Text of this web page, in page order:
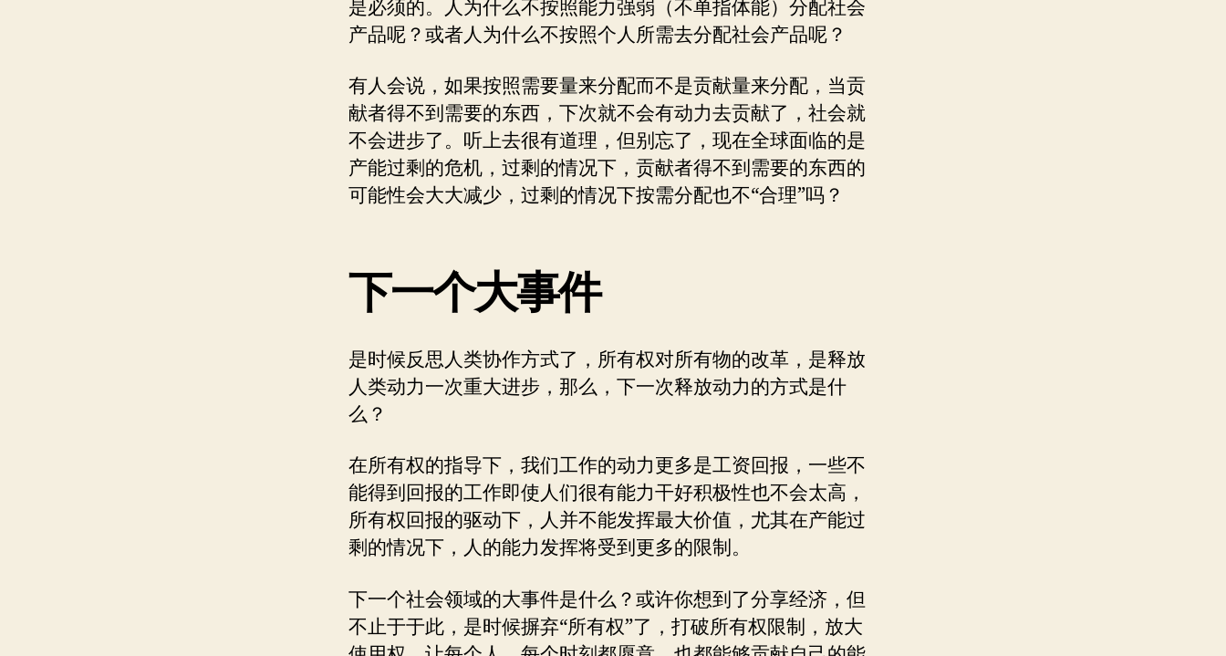
是必须的。人为什么不按照能力强弱（不单指体能）分配社会
产品呢？或者人为什么不按照个人所需去分配社会产品呢？
有人会说，如果按照需要量来分配而不是贡献量来分配，当贡
献者得不到需要的东西，下次就不会有动力去贡献了，社会就
不会进步了。听上去很有道理，但别忘了，现在全球面临的是
产能过剩的危机，过剩的情况下，贡献者得不到需要的东西的
可能性会大大减少，过剩的情况下按需分配也不“合理”吗？
下一个大事件
是时候反思人类协作方式了，所有权对所有物的改革，是释放
人类动力一次重大进步，那么，下一次释放动力的方式是什
么？
在所有权的指导下，我们工作的动力更多是工资回报，一些不
能得到回报的工作即使人们很有能力干好积极性也不会太高，
所有权回报的驱动下，人并不能发挥最大价值，尤其在产能过
剩的情况下，人的能力发挥将受到更多的限制。
下一个社会领域的大事件是什么？或许你想到了分享经济，但
不止于于此，是时候摒弃“所有权”了，打破所有权限制，放大